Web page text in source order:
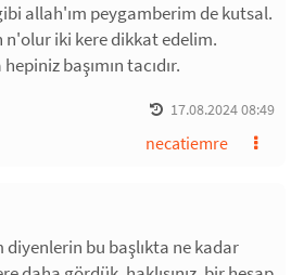
allah'ım peygamberim de kutsal.
n'olur iki kere dikkat edelim.
başımın tacıdır.
17.08.2024 08:49
necatiemre
diyenlerin bu başlıkta ne kadar